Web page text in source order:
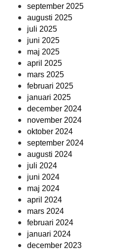
september 2025
augusti 2025
juli 2025
juni 2025
maj 2025
april 2025
mars 2025
februari 2025
januari 2025
december 2024
november 2024
oktober 2024
september 2024
augusti 2024
juli 2024
juni 2024
maj 2024
april 2024
mars 2024
februari 2024
januari 2024
december 2023